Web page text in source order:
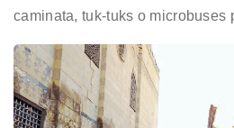
caminata, tuk-tuks o microbuses